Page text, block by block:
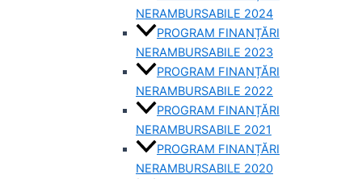
NERAMBURSABILE 2024
PROGRAM FINANȚĂRI
NERAMBURSABILE 2023
PROGRAM FINANȚĂRI
NERAMBURSABILE 2022
PROGRAM FINANȚĂRI
NERAMBURSABILE 2021
PROGRAM FINANȚĂRI
NERAMBURSABILE 2020